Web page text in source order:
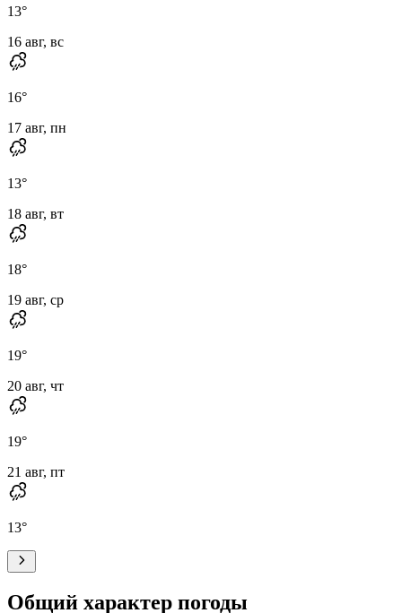
13°
16 авг, вс
16°
17 авг, пн
13°
18 авг, вт
18°
19 авг, ср
19°
20 авг, чт
19°
21 авг, пт
13°
Общий характер погоды